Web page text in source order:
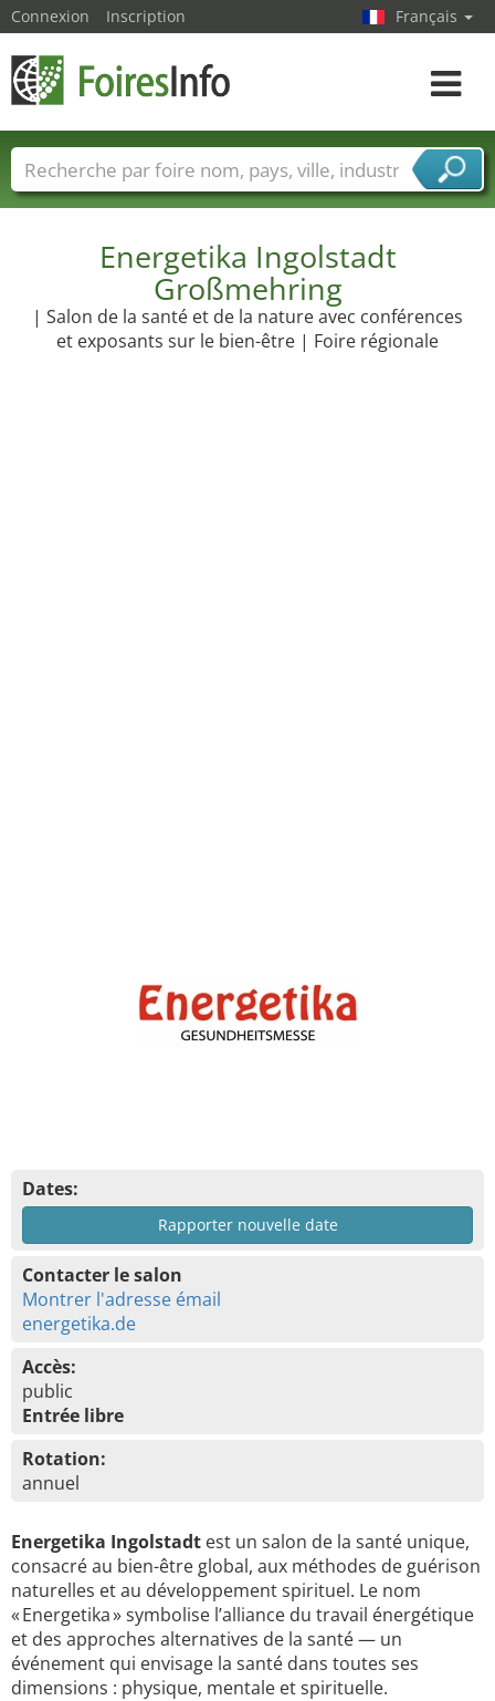
Energetika Ingolstadt
Großmehring
| Salon de la santé et de la nature avec conférences
et exposants sur le bien-être | Foire régionale
Dates:
Rapporter nouvelle date
Contacter le salon
Montrer l'adresse émail
energetika.de
Accès:
public
Entrée libre
Rotation:
annuel
Energetika Ingolstadt est un salon de la santé unique,
consacré au bien-être global, aux méthodes de guérison
naturelles et au développement spirituel. Le nom
« Energetika » symbolise l’alliance du travail énergétique
et des approches alternatives de la santé — un
événement qui envisage la santé dans toutes ses
dimensions : physique, mentale et spirituelle.
Connexion Inscription Français
Toggle
Foire noms Pays Villes
Secteurs de foire